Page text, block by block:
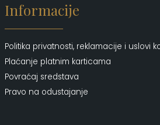
Informacije
Politika privatnosti, reklamacije i uslovi
Plaćanje platnim karticama
Povraćaj sredstava
Pravo na odustajanje